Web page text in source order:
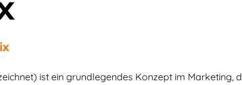
ist ein grundlegendes Konzept im